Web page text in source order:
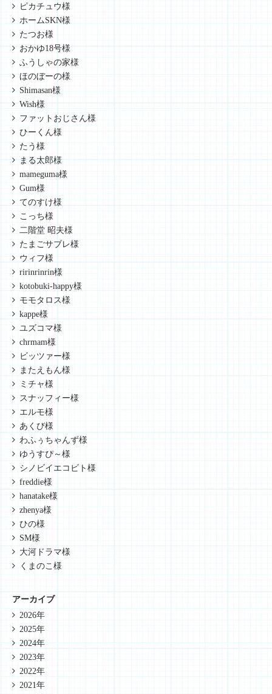
ピカチュウ様
ホームSKN様
たつお様
おかゆ18号様
ふうしゃの家様
ほのぼーの様
Shimasan様
Wish様
ファットおじさん様
ひーくん様
たう様
まる太郎様
mameguma様
Gum様
てのすけ様
こっち様
二階堂 昭夫様
たまごサブレ様
ウィフ様
ririnrinrin様
kotobuki-happy様
モモタロス様
kappe様
ユズコマ様
chrmam様
ビッツァー様
またえもん様
ミチャ様
スナッフィー様
エルモ様
あくび様
わふぅちゃんず様
ゆうすぴ～様
シノビイエコビト様
freddie様
hanatake様
zhenya様
ひの様
SM様
大河ドラマ様
くまのこ様
アーカイブ
2026年
2025年
2024年
2023年
2022年
2021年